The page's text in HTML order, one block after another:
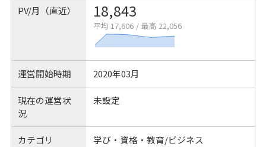
PV/月（直近） 18,843
平均 17,606 / 最高 22,056
運営開始時期 2020年03月
現在の運営状
況
未設定
カテゴリ 学び・資格・教育/ビジネス